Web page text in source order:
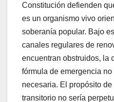
Constitución defienden
es un organismo vivo
soberanía popular. Bajo
canales regulares de
encuentran obstruidos, la
fórmula de emergencia
necesaria. El propósito
transitorio no sería